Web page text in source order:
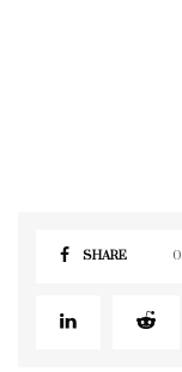
SHARE 0